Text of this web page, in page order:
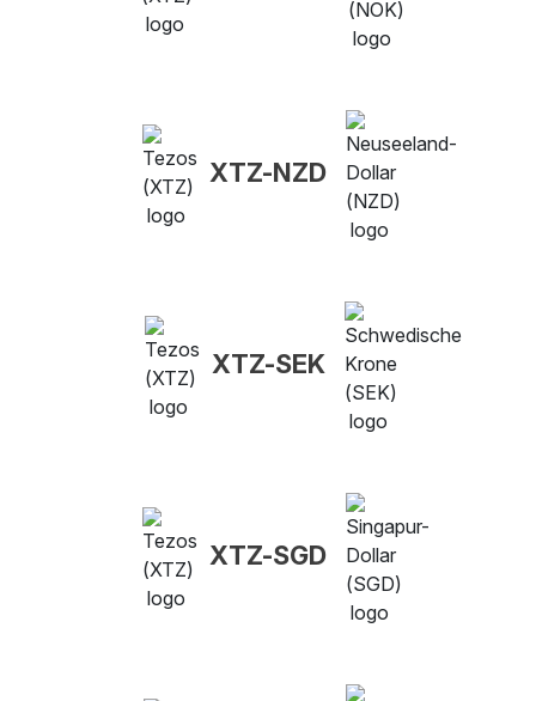
XTZ-NZD
XTZ-SEK
XTZ-SGD